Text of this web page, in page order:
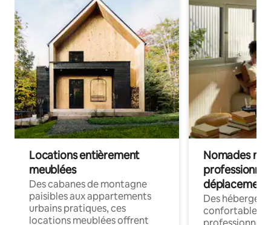
Locations entièrement
meublées
Des cabanes de montagne
paisibles aux appartements
urbains pratiques, ces
locations meublées offrent
Nomades
déplacement
Des
confortables